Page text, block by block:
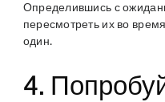
Определившись с
пересмотреть их во
один.
4.